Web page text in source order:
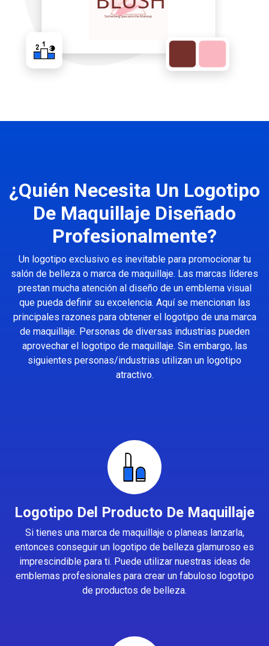
¿Quién Necesita Un Logotipo
De Maquillaje Diseñado
Profesionalmente?
Un logotipo exclusivo es inevitable para promocionar tu
salón de belleza o marca de maquillaje. Las marcas líderes
prestan mucha atención al diseño de un emblema visual
que pueda definir su excelencia. Aquí se mencionan las
principales razones para obtener el logotipo de una marca
de maquillaje. Personas de diversas industrias pueden
aprovechar el logotipo de maquillaje. Sin embargo, las
siguientes personas/industrias utilizan un logotipo
atractivo.
Logotipo Del Producto De Maquillaje
Si tienes una marca de maquillaje o planeas lanzarla,
entonces conseguir un logotipo de belleza glamuroso es
imprescindible para ti. Puede utilizar nuestras ideas de
emblemas profesionales para crear un fabuloso logotipo
de productos de belleza.